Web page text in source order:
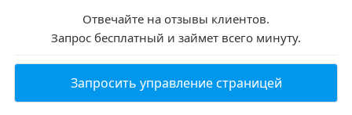
Отвечайте на отзывы клиентов.
Запрос бесплатный и займет всего минуту.
Запросить управление страницей